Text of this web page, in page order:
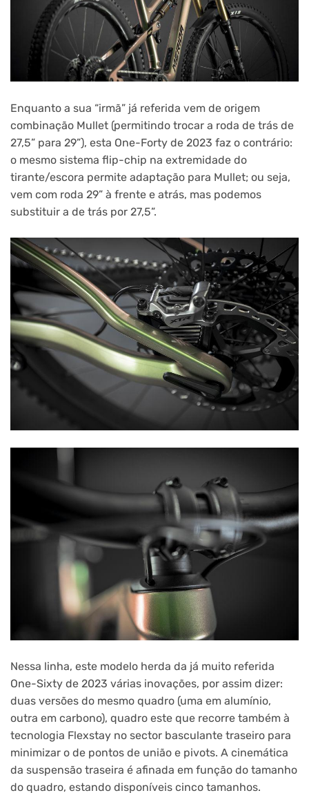
Enquanto a sua “irmã” já referida vem de origem
combinação Mullet (permitindo trocar a roda de trás de
27,5” para 29”), esta One-Forty de 2023 faz o contrário:
o mesmo sistema flip-chip na extremidade do
tirante/escora permite adaptação para Mullet; ou seja,
vem com roda 29” à frente e atrás, mas podemos
substituir a de trás por 27,5”.
Nessa linha, este modelo herda da já muito referida
One-Sixty de 2023 várias inovações, por assim dizer:
duas versões do mesmo quadro (uma em alumínio,
outra em carbono), quadro este que recorre também à
tecnologia Flexstay no sector basculante traseiro para
minimizar o de pontos de união e pivots. A cinemática
da suspensão traseira é afinada em função do tamanho
do quadro, estando disponíveis cinco tamanhos.